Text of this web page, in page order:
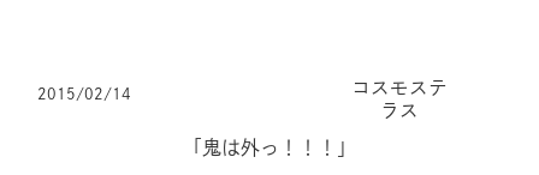
2015/02/14
コスモステ
ラス
「鬼は外っ！！！」